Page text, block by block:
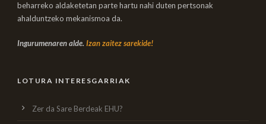
beharreko aldaketetan parte hartu nahi duten pertsonak
ahalduntzeko mekanismoa da.
Ingurumenaren alde. Izan zaitez sarekide!
LOTURA INTERESGARRIAK
Zer da Sare Berdeak EHU?